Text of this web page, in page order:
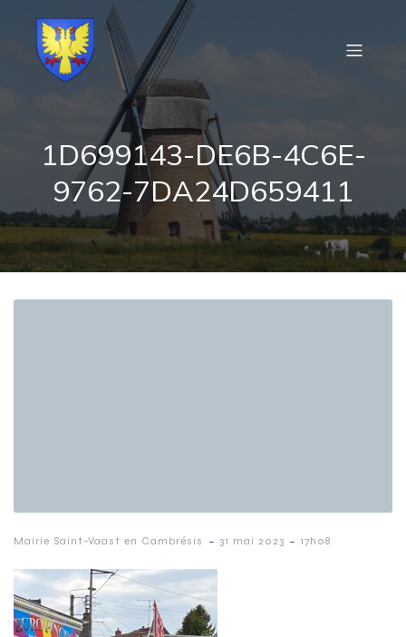
1D699143-DE6B-4C6E-
9762-7DA24D659411
Mairie Saint-Vaast en Cambrésis - 31 mai 2023 - 17h08